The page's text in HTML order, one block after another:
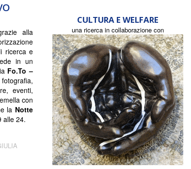
alla
ricerca e
in un
Fo.To –
eventi,
con
la Notte
alle 24.
CULTURA E WELFARE
una ricerca in collaborazione con